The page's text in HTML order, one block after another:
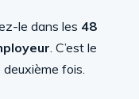
le dans les 48
. C’est le
fois.